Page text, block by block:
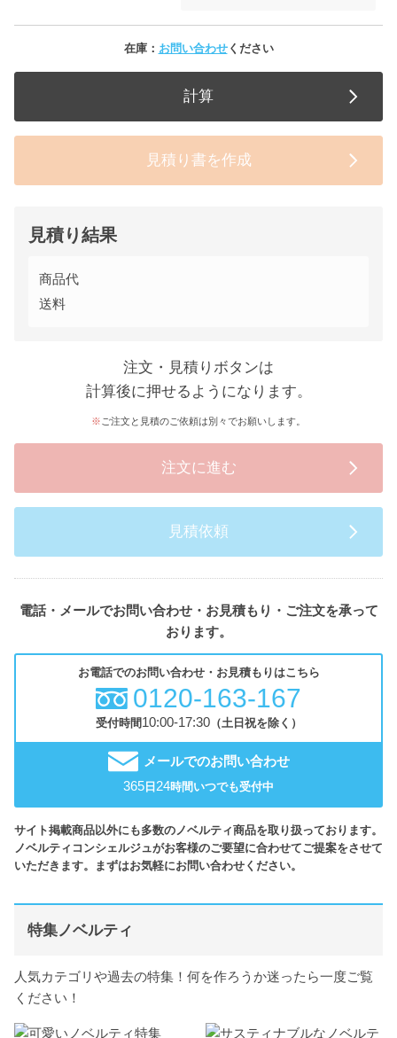
在庫： お問い合わせください
計算
見積り書を作成
見積り結果
商品代
送料
注文・見積りボタンは
計算後に押せるようになります。
ご注文と見積のご依頼は別々でお願いします。
注文に進む
見積依頼
電話・メールでお問い合わせ・お見積もり・ご注文を承って
おります。
お電話でのお問い合わせ・お見積もりはこちら
0120-163-167
受付時間10:00-17:30（土日祝を除く）
メールでのお問い合わせ
365日24時間いつでも受付中
サイト掲載商品以外にも多数のノベルティ商品を取り扱っております。
ノベルティコンシェルジュがお客様のご要望に合わせてご提案をさせて
いただきます。まずはお気軽にお問い合わせください。
特集ノベルティ
人気カテゴリや過去の特集！何を作ろうか迷ったら一度ご覧
ください！